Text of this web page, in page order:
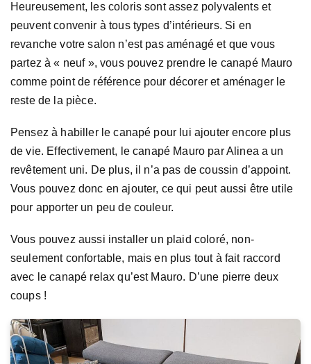
Heureusement, les coloris sont assez polyvalents et
peuvent convenir à tous types d’intérieurs. Si en
revanche votre salon n’est pas aménagé et que vous
partez à « neuf », vous pouvez prendre le canapé Mauro
comme point de référence pour décorer et aménager le
reste de la pièce.
Pensez à habiller le canapé pour lui ajouter encore plus
de vie. Effectivement, le canapé Mauro par Alinea a un
revêtement uni. De plus, il n’a pas de coussin d’appoint.
Vous pouvez donc en ajouter, ce qui peut aussi être utile
pour apporter un peu de couleur.
Vous pouvez aussi installer un plaid coloré, non-
seulement confortable, mais en plus tout à fait raccord
avec le canapé relax qu’est Mauro. D’une pierre deux
coups !